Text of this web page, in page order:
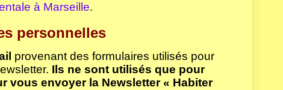
à Marseille.
personnelles
provenant des formulaires utilisés pour
Ils ne sont utilisés que pour
vous envoyer la Newsletter « Habiter